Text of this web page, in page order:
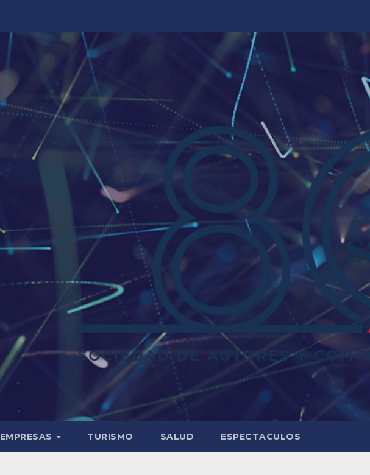
EMPRESAS TURISMO SALUD ESPECTACULOS